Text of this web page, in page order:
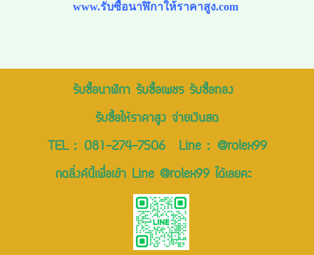
www.รับซื้อนาฬิกาให้ราคาสูง.com
รับซื้อนาฬิกา รับซื้อเพชร รับซื้อทอง
รับซื้อให้ราคาสูง จ่ายเงินสด
TEL : 081-274-7506Line : @rolex99
กดลิ่งค์นี้เพื่อเข้า Line @rolex99 ได้เลยคะ